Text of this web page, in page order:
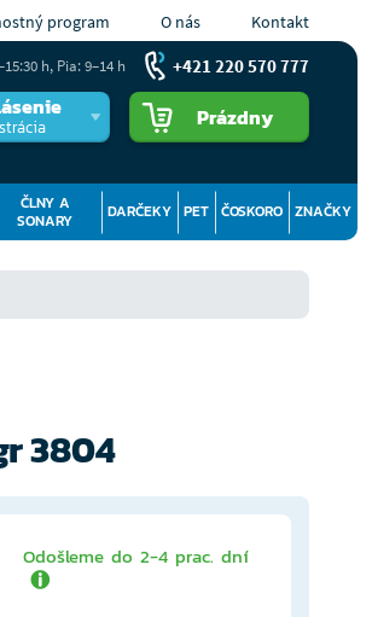
program O nás Kontakt
Prázdny
ČLNY A
SONARY
DARČEKY PET ČOSKORO ZNAČKY
h, Pia: 9–14 h +421 220 570 777
3804
Odošleme do 2-4 prac. dní